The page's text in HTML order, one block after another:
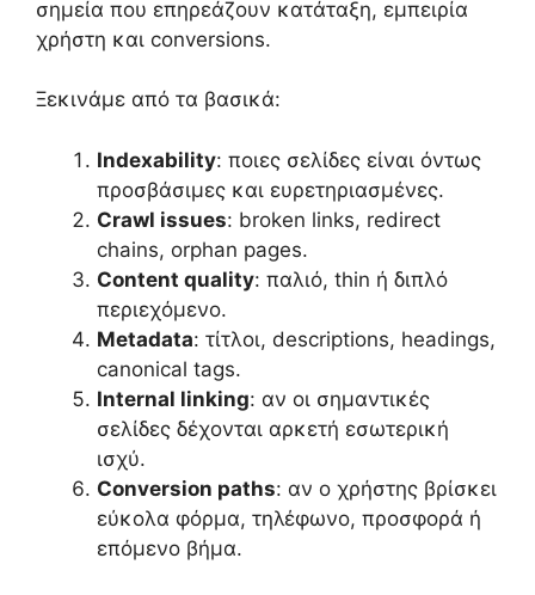
σημεία που επηρεάζουν κατάταξη, εμπειρία
χρήστη και conversions.
Ξεκινάμε από τα βασικά:
Indexability: ποιες σελίδες είναι όντως
προσβάσιμες και ευρετηριασμένες.
Crawl issues: broken links, redirect
chains, orphan pages.
Content quality: παλιό, thin ή διπλό
περιεχόμενο.
Metadata: τίτλοι, descriptions, headings,
canonical tags.
Internal linking: αν οι σημαντικές
σελίδες δέχονται αρκετή εσωτερική
ισχύ.
Conversion paths: αν ο χρήστης βρίσκει
εύκολα φόρμα, τηλέφωνο, προσφορά ή
επόμενο βήμα.